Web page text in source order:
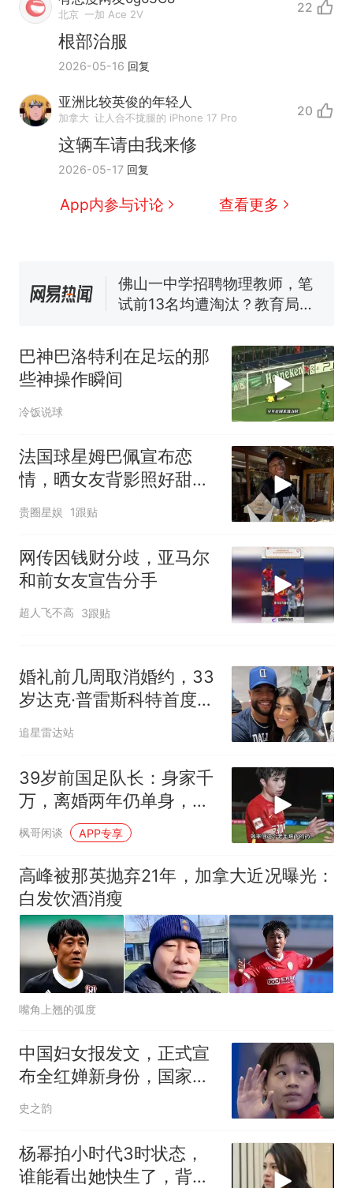
北京 一加 Ace 2V 22
根部治服
2026-05-16 回复
亚洲比较英俊的年轻人
加拿大 让人合不拢腿的 iPhone 17 Pro 20
这辆车请由我来修
2026-05-17 回复
App内参与讨论 查看更多
热 那个在床头放菜刀的女孩，
因老师一句“跟我回家”改写了
人生
新
费大厨“全国小炒肉大王”称
号，仅凭视频评出？中国烹饪
协会回应
美国渔民钓获鲨鱼徒手将其拽
佛山一中学招聘物理教师，笔
试前13名均遭淘汰？教育局：
核查
力已达15级 最新研判
热
那个在床头放菜刀的女孩，
因老师一句“跟我回家”改写了
巴神巴洛特利在足坛的那
些神操作瞬间
冷饭说球
法国球星姆巴佩宣布恋
情，晒女友背影照好甜
蜜，女方是西班牙女演员
贵圈星娱 1跟贴
网传因钱财分歧，亚马尔
和前女友宣告分手
超人飞不高 3跟贴
婚礼前几周取消婚约，33
岁达克·普雷斯科特首度回
应：孩子放在第一位
追星雷达站
39岁前国足队长：身家千
万，离婚两年仍单身，辞
去主帅赋闲在家
枫哥闲谈 APP专享
高峰被那英抛弃21年，加拿大近况曝光：
白发饮酒消瘦
嘴角上翘的弧度
中国妇女报发文，正式宣
布全红婵新身份，国家队
弃用传闻早有真相
史之韵
杨幂拍小时代3时状态，
谁能看出她快生了，背后